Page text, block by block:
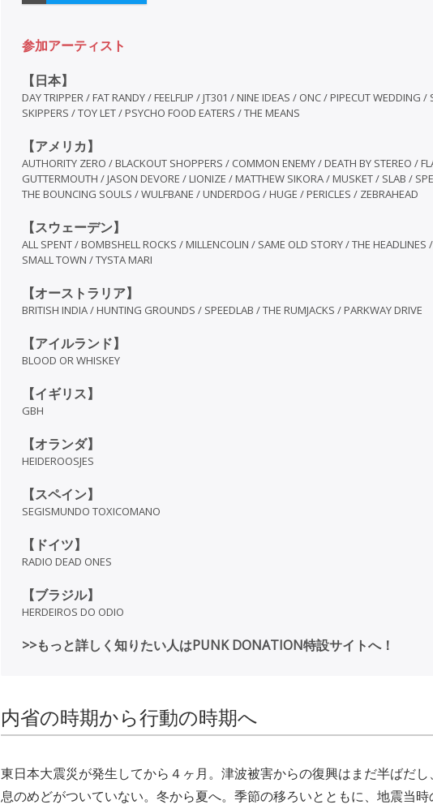
参加アーティスト
【日本】
DAY TRIPPER / FAT RANDY / FEELFLIP / JT301 / NINE IDEAS / ONC / PIPECUT WEDDING /
SKIPPERS / TOY LET / PSYCHO FOOD EATERS / THE MEANS
【アメリカ】
AUTHORITY ZERO / BLACKOUT SHOPPERS / COMMON ENEMY / DEATH BY STEREO /
GUTTERMOUTH / JASON DEVORE / LIONIZE / MATTHEW SIKORA / MUSKET / SLAB /
THE BOUNCING SOULS / WULFBANE / UNDERDOG / HUGE / PERICLES / ZEBRAHEAD
【スウェーデン】
ALL SPENT / BOMBSHELL ROCKS / MILLENCOLIN / SAME OLD STORY / THE
SMALL TOWN / TYSTA MARI
【オーストラリア】
BRITISH INDIA / HUNTING GROUNDS / SPEEDLAB / THE RUMJACKS / PARKWAY DRIVE
【アイルランド】
BLOOD OR WHISKEY
【イギリス】
GBH
【オランダ】
HEIDEROOSJES
【スペイン】
SEGISMUNDO TOXICOMANO
【ドイツ】
RADIO DEAD ONES
【ブラジル】
HERDEIROS DO ODIO
>>もっと詳しく知りたい人はPUNK DONATION特設サイトへ！
内省の時期から行動の時期へ
東日本大震災が発生してから４ヶ月。津波被害からの復興はまだ半ばだ
息のめどがついていない。冬から夏へ。季節の移ろいとともに、地震当